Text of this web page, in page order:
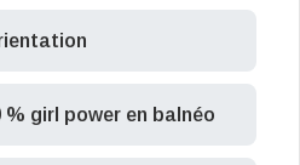
% girl power en balnéo